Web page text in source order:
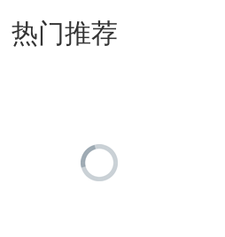
热门推荐